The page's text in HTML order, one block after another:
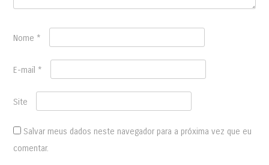
Nome *
E-mail *
Site
Salvar meus dados neste navegador para a próxima vez que eu
comentar.